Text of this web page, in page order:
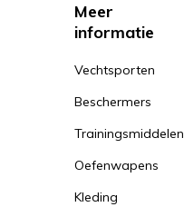
Meer
informatie
Vechtsporten
Beschermers
Trainingsmiddelen
Oefenwapens
Kleding